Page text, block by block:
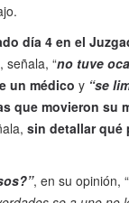
día 4 en el
señala, “no tuve
un médico y “se
que movieron su
sin detallar qué
, en su opinión, “